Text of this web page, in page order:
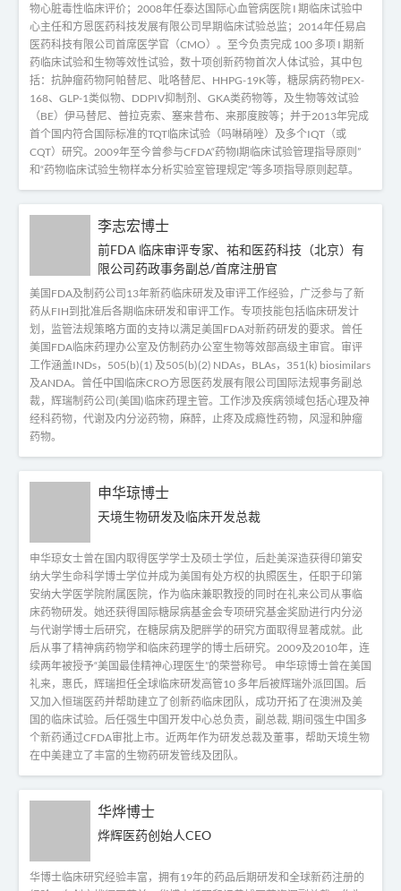
物心脏毒性临床评价；2008年任泰达国际心血管病医院 I 期临床试验中
心主任和方恩医药科技发展有限公司早期临床试验总监；2014年任易启
医药科技有限公司首席医学官（CMO）。至今负责完成 100 多项 I 期新
药临床试验和生物等效性试验，数十项创新药物首次人体试验，其中包
括：抗肿瘤药物阿帕替尼、吡咯替尼、HHPG-19K等，糖尿病药物PEX-
168、GLP-1类似物、DDPIV抑制剂、GKA类药物等，及生物等效试验
（BE）伊马替尼、普拉克索、塞来昔布、来那度胺等；并于2013年完成
首个国内符合国际标准的TQT临床试验（吗啉硝唑）及多个IQT（或
CQT）研究。2009年至今曾参与CFDA“药物Ⅰ期临床试验管理指导原则”
和“药物临床试验生物样本分析实验室管理规定”等多项指导原则起草。
李志宏博士
前FDA 临床审评专家、祐和医药科技（北京）有
限公司药政事务副总/首席注册官
美国FDA及制药公司13年新药临床研发及审评工作经验，广泛参与了新
药从FIH到批准后各期临床研发和审评工作。专项技能包括临床研发计
划，监管法规策略方面的支持以满足美国FDA对新药研发的要求。曾任
美国FDA临床药理办公室及仿制药办公室生物等效部高级主审官。审评
工作涵盖INDs，505(b)(1) 及505(b)(2) NDAs，BLAs，351(k) biosimilars
及ANDA。曾任中国临床CRO方恩医药发展有限公司国际法规事务副总
裁，辉瑞制药公司(美国)临床药理主管。工作涉及疾病领域包括心理及神
经科药物，代谢及内分泌药物，麻醉，止疼及成瘾性药物，风湿和肿瘤
药物。
申华琼博士
天境生物研发及临床开发总裁
申华琼女士曾在国内取得医学学士及硕士学位，后赴美深造获得印第安
纳大学生命科学博士学位并成为美国有处方权的执照医生，任职于印第
安纳大学医学院附属医院，作为临床兼职教授的同时在礼来公司从事临
床药物研发。她还获得国际糖尿病基金会专项研究基金奖励进行内分泌
与代谢学博士后研究，在糖尿病及肥胖学的研究方面取得显著成就。此
后从事了精神病药物学和临床药理学的博士后研究。2009及2010年，连
续两年被授予“美国最佳精神心理医生”的荣誉称号。 申华琼博士曾在美国
礼来，惠氏，辉瑞担任全球临床研发高管10 多年后被辉瑞外派回国。后
又加入恒瑞医药并帮助建立了创新药临床团队，成功开拓了在澳洲及美
国的临床试验。后任强生中国开发中心总负责，副总裁, 期间强生中国多
个新药通过CFDA审批上市。近两年作为研发总裁及董事，帮助天境生物
在中美建立了丰富的生物药研发管线及团队。
华烨博士
烨辉医药创始人CEO
华博士临床研究经验丰富，拥有19年的药品后期研发和全球新药注册的